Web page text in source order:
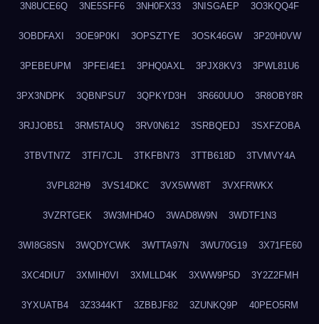
3N8UCE6Q 3NE5SFF6 3NH0FX33 3NISGAEP 3O3KQQ4F
3OBDFAXI 3OE9P0KI 3OPSZTYE 3OSK46GW 3P20H0VW
3PEBEUPM 3PFEI4E1 3PHQ0AXL 3PJX8KV3 3PWL81U6
3PX3NDPK 3QBNPSU7 3QPKYD3H 3R660UUO 3R8OBY8R
3RJJOB51 3RM5TAUQ 3RV0N612 3SRBQEDJ 3SXFZOBA
3TBVTN7Z 3TFI7CJL 3TKFBN73 3TTB618D 3TVMVY4A
3VPL82H9 3VS14DKC 3VX5WW8T 3VXFRWKX
3VZRTGEK 3W3MHD4O 3WAD8W9N 3WDTF1N3
3WI8G8SN 3WQDYCWK 3WTTA97N 3WU70G19 3X71FE60
3XC4DIU7 3XMIH0VI 3XMLLD4K 3XWW9P5D 3Y2Z2FMH
3YXUATB4 3Z3344KT 3ZBBJF82 3ZUNKQ9P 40PEO5RM